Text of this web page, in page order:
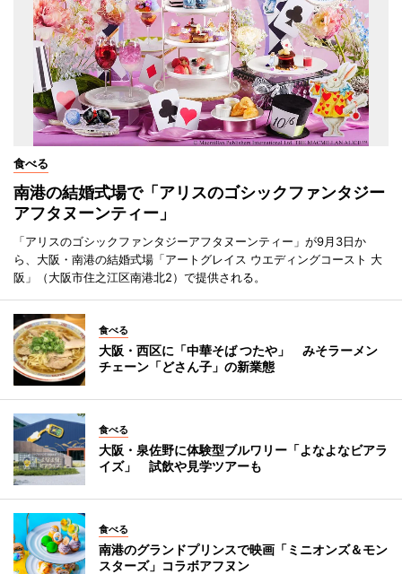
食べる
南港の結婚式場で「アリスのゴシックファンタジー
アフタヌーンティー」
「アリスのゴシックファンタジーアフタヌーンティー」が9月3日か
ら、大阪・南港の結婚式場「アートグレイス ウエディングコースト 大
阪」（大阪市住之江区南港北2）で提供される。
食べる
大阪・西区に「中華そば つたや」 みそラーメン
チェーン「どさん子」の新業態
食べる
大阪・泉佐野に体験型ブルワリー「よなよなビアラ
イズ」 試飲や見学ツアーも
食べる
南港のグランドプリンスで映画「ミニオンズ＆モン
スターズ」コラボアフヌン